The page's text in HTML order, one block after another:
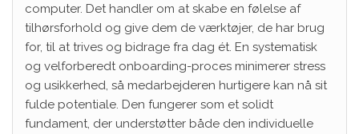
computer. Det handler om at skabe en følelse af
tilhørsforhold og give dem de værktøjer, de har brug
for, til at trives og bidrage fra dag ét. En systematisk
og velforberedt onboarding-proces minimerer stress
og usikkerhed, så medarbejderen hurtigere kan nå sit
fulde potentiale. Den fungerer som et solidt
fundament, der understøtter både den individuelle